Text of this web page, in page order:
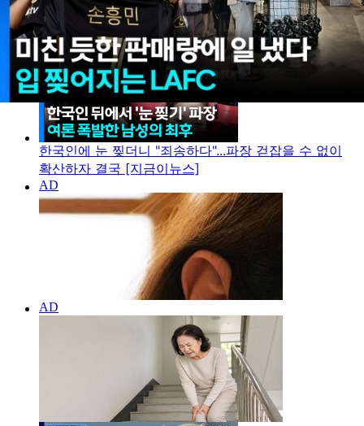
한국인에 눈 찢더니 "죄송하다"...파장 걷잡을 수 없이
확산하자 결국 [지금이뉴스]